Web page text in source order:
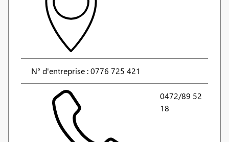
N° d'entreprise : 0776 725 421
0472/89 52
18